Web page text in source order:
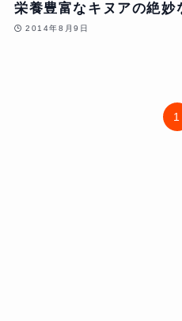
栄養豊富なキヌアの絶妙
2014年8月9日
1